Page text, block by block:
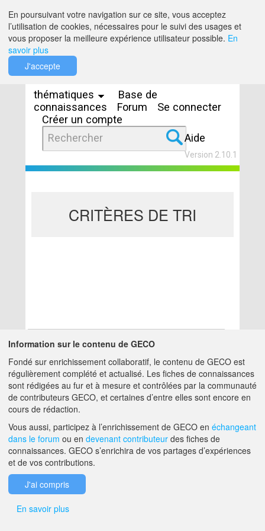
thématiques
Base de
connaissances
Forum
Se connecter
Créer un compte
Aide
Version 2.10.1
CRITÈRES DE TRI
Aucun résultat
A PROPOS DE GECO AIDE
F.A.Q. NOUS CONTACTER
En poursuivant votre navigation sur ce site, vous acceptez
l’utilisation de cookies, nécessaires pour le suivi des usages et
vous proposer la meilleure expérience utilisateur possible. En
savoir plus
J'accepte
Information sur le contenu de GECO
Fondé sur enrichissement collaboratif, le contenu de GECO est
régulièrement complété et actualisé. Les fiches de connaissances
sont rédigées au fur et à mesure et contrôlées par la communauté
de contributeurs GECO, et certaines d’entre elles sont encore en
cours de rédaction.
Vous aussi, participez à l’enrichissement de GECO en échangeant
dans le forum ou en devenant contributeur des fiches de
connaissances. GECO s’enrichira de vos partages d’expériences
et de vos contributions.
J'ai compris
En savoir plus